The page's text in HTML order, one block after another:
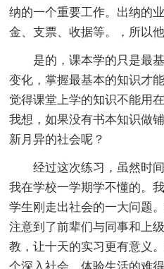
纳的一个重要工作。出纳的
金、支票、收据等。，所以
是的，课本学的只是最
变化，掌握最基本的知识才
觉得课堂上学的知识不能用
我想，如果没有书本知识做
新月异的社会呢？
经过这次练习，虽然时
我在学校一学期学不懂的。
学生刚走出社会的一大问题
注意到了前辈们与同事和上
教，让十天的实习更有意义
个深入社会、体验生活的难